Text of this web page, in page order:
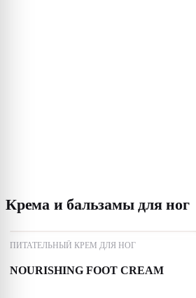
Крема и бальзамы для ног
ПИТАТЕЛЬНЫЙ КРЕМ ДЛЯ НОГ
NOURISHING FOOT CREAM